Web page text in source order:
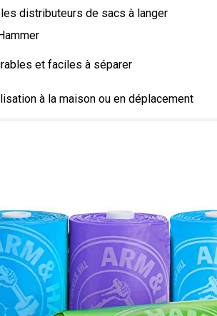
distributeurs de sacs à langer
et faciles à séparer
à la maison ou en déplacement